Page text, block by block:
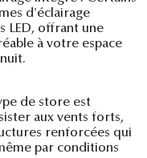
d'éclairage
LED, offrant une
à votre espace
de store est
aux vents forts,
renforcées qui
par conditions